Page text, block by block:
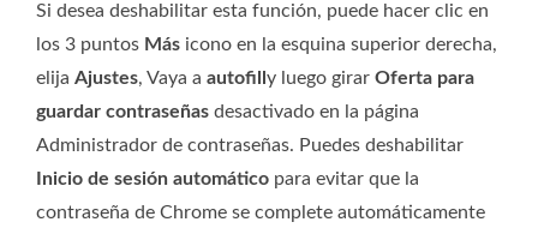
Si desea deshabilitar esta función, puede hacer clic en
los 3 puntos Más icono en la esquina superior derecha,
elija Ajustes, Vaya a autofill y luego girar Oferta para
guardar contraseñas desactivado en la página
Administrador de contraseñas. Puedes deshabilitar
Inicio de sesión automático para evitar que la
contraseña de Chrome se complete automáticamente